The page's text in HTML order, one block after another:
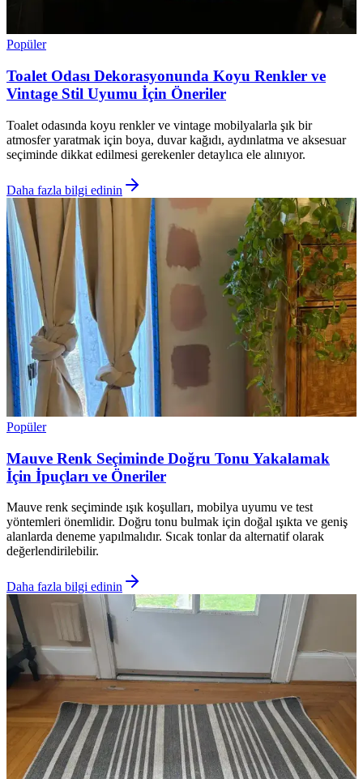
Popüler
Toalet Odası Dekorasyonunda Koyu Renkler ve
Vintage Stil Uyumu İçin Öneriler
Toalet odasında koyu renkler ve vintage mobilyalarla şık bir
atmosfer yaratmak için boya, duvar kağıdı, aydınlatma ve aksesuar
seçiminde dikkat edilmesi gerekenler detaylıca ele alınıyor.
Daha fazla bilgi edinin
Popüler
Mauve Renk Seçiminde Doğru Tonu Yakalamak
İçin İpuçları ve Öneriler
Mauve renk seçiminde ışık koşulları, mobilya uyumu ve test
yöntemleri önemlidir. Doğru tonu bulmak için doğal ışıkta ve geniş
alanlarda deneme yapılmalıdır. Sıcak tonlar da alternatif olarak
değerlendirilebilir.
Daha fazla bilgi edinin